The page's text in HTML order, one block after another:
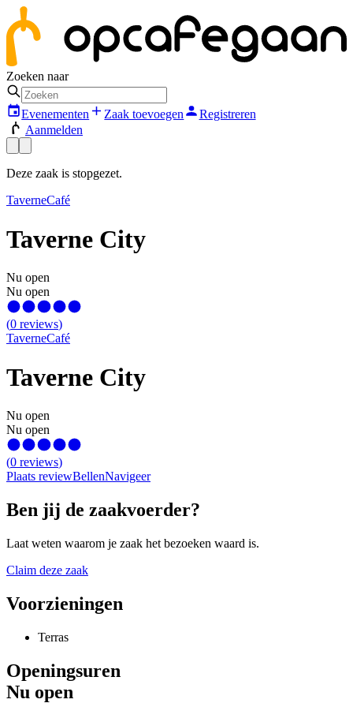
Zoeken naar
Evenementen Zaak toevoegen
Registreren
Aanmelden
Deze zaak is stopgezet.
TaverneCafé
Taverne City
Nu open
Nu open
(0 reviews)
TaverneCafé
Taverne City
Nu open
Nu open
(0 reviews)
Plaats reviewBellenNavigeer
Ben jij de zaakvoerder?
Laat weten waarom je zaak het bezoeken waard is.
Claim deze zaak
Voorzieningen
Terras
Openingsuren
Nu open